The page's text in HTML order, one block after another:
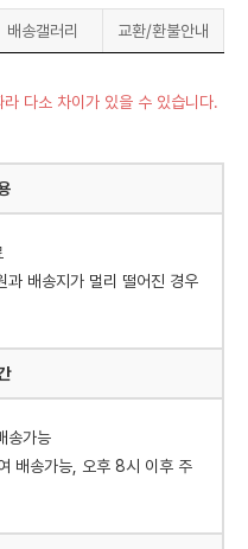
배송갤러리 교환/환불안내
다소 차이가 있을 수 있습니다.
과 배송지가 멀리 떨어진 경우
송가능
배송가능, 오후 8시 이후 주